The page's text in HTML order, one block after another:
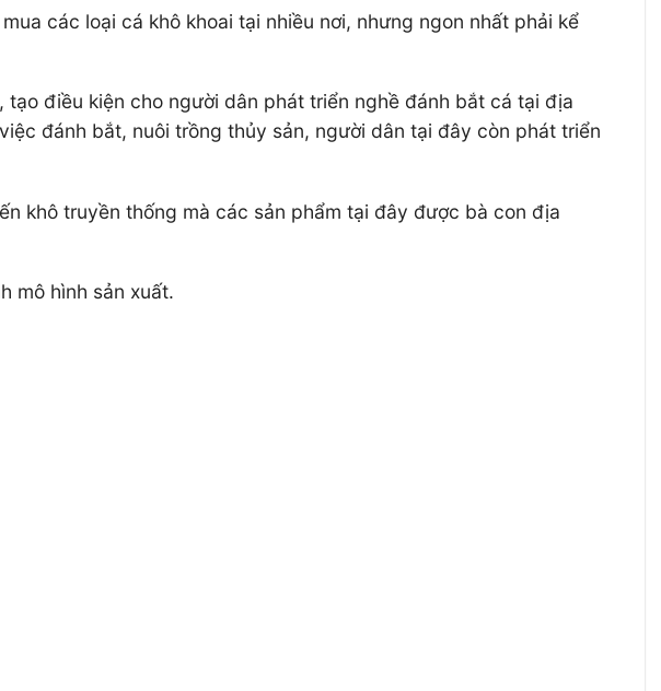
các loại cá khô khoai tại nhiều nơi, nhưng ngon nhất phải kể
điều kiện cho người dân phát triển nghề đánh bắt cá tại địa
đánh bắt, nuôi trồng thủy sản, người dân tại đây còn phát triển
khô truyền thống mà các sản phẩm tại đây được bà con địa
mô hình sản xuất.